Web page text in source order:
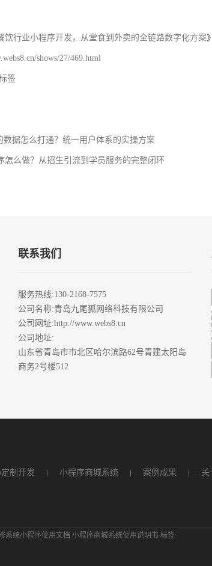
饮行业小程序开发，从堂食到外卖的全链路数字化方案
shows/27/469.html
签
数据怎么打通？统一用户体系的实操方案
怎么做？从招生引流到学员服务的完整闭环
联系我们
服务热线:130-2168-7575
公司名称:青岛九尾狐网络科技有限公司
公司网址:http://www.webs8.cn
公司地址:
山东省青岛市市北区哈尔滨路62号青建太阳岛
商务2号楼512
制开发 小程序商城系统 案例成果 关
系统小程序使用文档 小程序商城系统使用说明书 标签